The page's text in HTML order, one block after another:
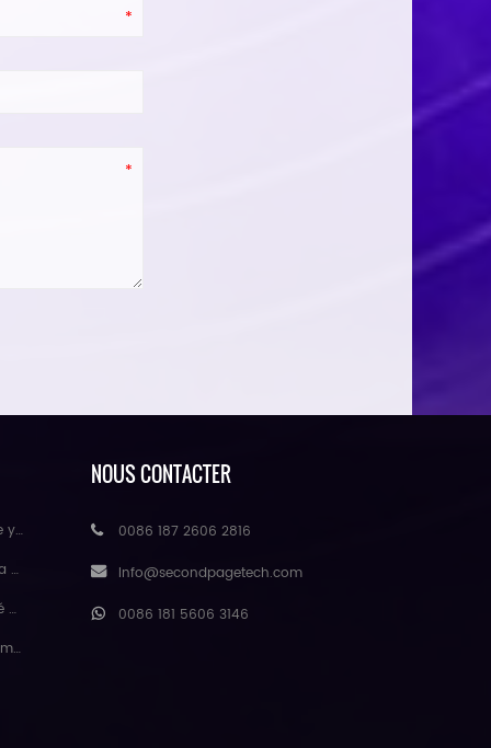
NOUS CONTACTER
0086 187 2606 2816
Info@secondpagetech.com
0086 181 5606 3146